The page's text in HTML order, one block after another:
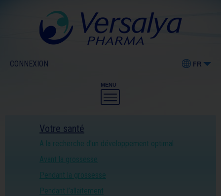
FR
CONNEXION
MENU
Votre santé
A la recherche d’un développement optimal
Avant la grossesse
Pendant la grossesse
Pendant l’allaitement